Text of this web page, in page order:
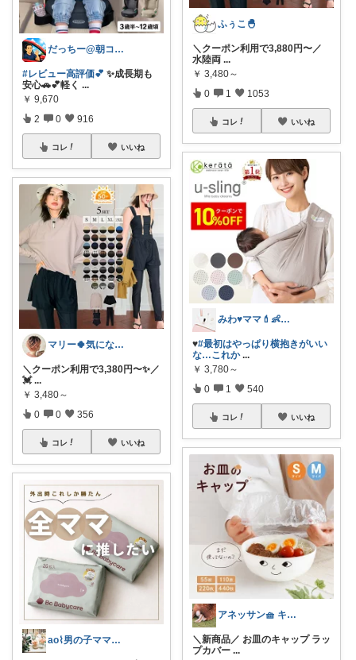
だっちー@朝コレ5時🚗カー用品探求家
#レビュー高評価💕 ✨成長期も
安心🚗💕軽く ...
￥ 9,670
2 0 916
コレ いいね
マリー🍀気になるものたくさん✨
＼クーポン利用で3,380円〜✨／
💓...
￥ 3,480～
0 0 356
コレ いいね
ao⌇男の子ママの暮らし
ふぅこ🐣
＼クーポン利用で3,880円〜／
水陸両 ...
￥ 3,480～
0 1 1053
コレ いいね
みわ♥️ママ💄👶夏かわいい
♥️#最初はやっぱり横抱きがいい
な…これか ...
￥ 3,780～
0 1 540
コレ いいね
アネッサン🧺 キッチンと暮らしの実用品
＼新商品／ お皿のキャップ ラッ
プカバー ...